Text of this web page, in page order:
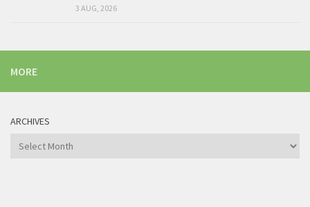
3 AUG, 2026
MORE
ARCHIVES
Archives